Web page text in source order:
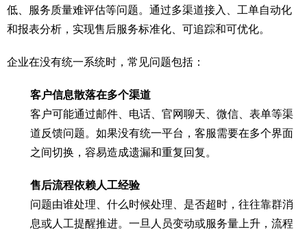
低、服务质量难评估等问题。通过多渠道接入、工单自动化
和报表分析，实现售后服务标准化、可追踪和可优化。
企业在没有统一系统时，常见问题包括：
客户信息散落在多个渠道
客户可能通过邮件、电话、官网聊天、微信、表单等渠
道反馈问题。如果没有统一平台，客服需要在多个界面
之间切换，容易造成遗漏和重复回复。
售后流程依赖人工经验
问题由谁处理、什么时候处理、是否超时，往往靠群消
息或人工提醒推进。一旦人员变动或服务量上升，流程